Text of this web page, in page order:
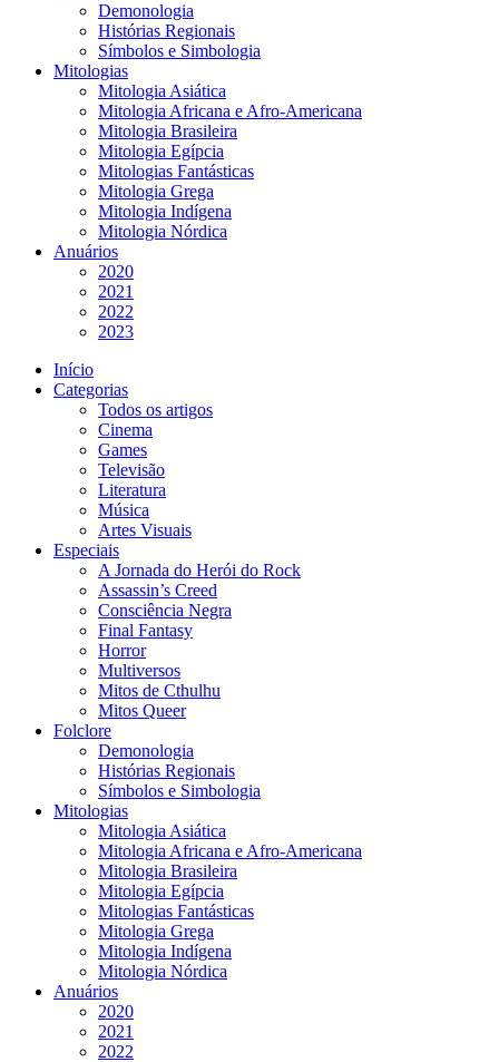
Demonologia
Histórias Regionais
Símbolos e Simbologia
Mitologias
Mitologia Asiática
Mitologia Africana e Afro-Americana
Mitologia Brasileira
Mitologia Egípcia
Mitologias Fantásticas
Mitologia Grega
Mitologia Indígena
Mitologia Nórdica
Anuários
2020
2021
2022
2023
Início
Categorias
Todos os artigos
Cinema
Games
Televisão
Literatura
Música
Artes Visuais
Especiais
A Jornada do Herói do Rock
Assassin’s Creed
Consciência Negra
Final Fantasy
Horror
Multiversos
Mitos de Cthulhu
Mitos Queer
Folclore
Demonologia
Histórias Regionais
Símbolos e Simbologia
Mitologias
Mitologia Asiática
Mitologia Africana e Afro-Americana
Mitologia Brasileira
Mitologia Egípcia
Mitologias Fantásticas
Mitologia Grega
Mitologia Indígena
Mitologia Nórdica
Anuários
2020
2021
2022